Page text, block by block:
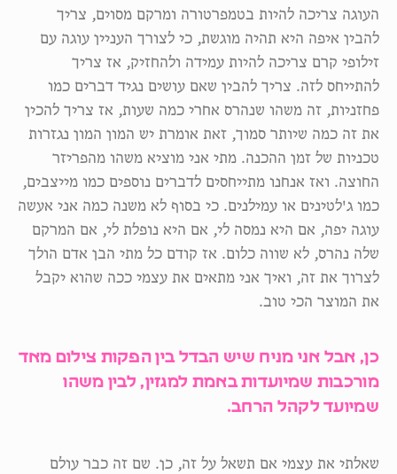
העוגה צריכה להיות בטמפרטורה ומרקם מסוים, צריך
להבין איפה היא תהיה מוגשת, כי לצורך העניין עוגה עם
זילופי קרם צריכה להיות עמידה ולהחזיק, אז צריך
להתייחס לזה. צריך להבין שאם עושים נגיד דברים כמו
פחזניות, זה משהו שנהרס אחרי כמה שעות, אז צריך להכין
את זה כמה שיותר סמוך, זאת אומרת יש המון המון נגזרות
טכניות של זמן ההכנה. מתי אני מוציא משהו מהפריזר
החוצה. ואז אנחנו מתייחסים לדברים נוספים כמו מייצבים,
כמו ג'לטינים או עמילנים. כי בסוף לא משנה כמה אני אעשה
עוגה יפה, אם היא נמסה לי, אם היא נופלת לי, אם המרקם
שלה נהרס, לא שווה כלום. אז קודם כל מתי הבן אדם הולך
לצרוך את זה, ואיך אני מתאים את עצמי ככה שהוא יקבל
את המוצר הכי טוב.
כן, אבל אני מניח שיש הבדל בין הפקות צילום מאד
מורכבות שמיועדות באמת למגזין, לבין משהו
שמיועד לקהל הרחב.
שאלתי את עצמי אם תשאל על זה, כן. שם זה כבר עולם